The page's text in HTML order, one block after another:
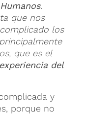
.
que nos
los
que es el
experiencia del
y
porque no